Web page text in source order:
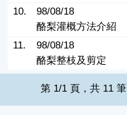
10.
98/08/18
酪梨灌概方法介紹
11.
98/08/18
酪梨整枝及剪定
第 1/1 頁，共 11 筆